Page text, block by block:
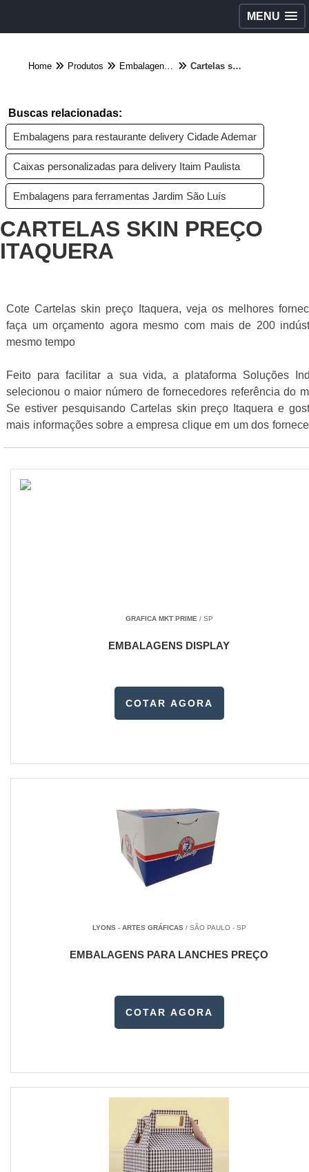
MENU
Home Produtos Embalagens diversas - Categoria Cartelas skin preço Itaquera
Buscas relacionadas:
Embalagens para restaurante delivery Cidade Ademar
Caixas personalizadas para delivery Itaim Paulista
Embalagens para ferramentas Jardim São Luís
CARTELAS SKIN PREÇO
ITAQUERA
Cote Cartelas skin preço Itaquera, veja os melhores
faça um orçamento agora mesmo com mais de 200
mesmo tempo
Feito para facilitar a sua vida, a plataforma Soluções
selecionou o maior número de fornecedores referência do
Se estiver pesquisando Cartelas skin preço Itaquera e
mais informações sobre a empresa clique em um dos
GRAFICA MKT PRIME/ SP
EMBALAGENS DISPLAY
COTAR AGORA
LYONS - ARTES GRÁFICAS/ SÃO PAULO - SP
EMBALAGENS PARA LANCHES PREÇO
COTAR AGORA